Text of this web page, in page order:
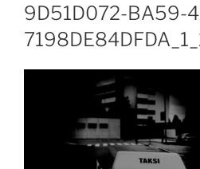
9D51D072-BA59-